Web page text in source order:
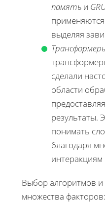
память и
применяются
выделяя
сделали
области
результаты.
понимать
благодаря
Выбор алгоритмов и
множества